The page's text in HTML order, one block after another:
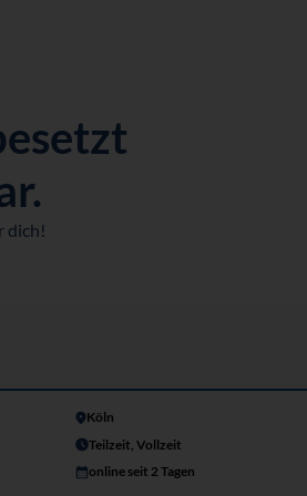
dich!
Köln
Teilzeit, Vollzeit
online seit 2 Tagen